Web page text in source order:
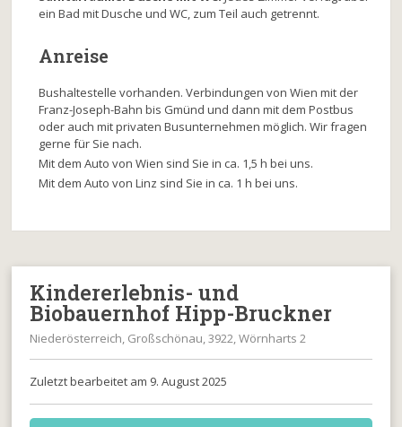
ein Bad mit Dusche und WC, zum Teil auch getrennt.
Anreise
Bushaltestelle vorhanden. Verbindungen von Wien mit der
Franz-Joseph-Bahn bis Gmünd und dann mit dem Postbus
oder auch mit privaten Busunternehmen möglich. Wir fragen
gerne für Sie nach.
Mit dem Auto von Wien sind Sie in ca. 1,5 h bei uns.
Mit dem Auto von Linz sind Sie in ca. 1 h bei uns.
Kindererlebnis- und
Biobauernhof Hipp-Bruckner
Niederösterreich, Großschönau, 3922, Wörnharts 2
Zuletzt bearbeitet am 9. August 2025